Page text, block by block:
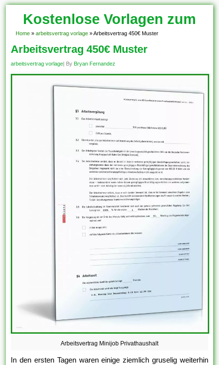
Kostenlose Vorlagen zum
Download!
Home » arbeitsvertrag vorlage » Arbeitsvertrag 450€ Muster
Arbeitsvertrag 450€ Muster
arbeitsvertrag vorlage| By Bryan Fernandez
Arbeitsvertrag Minijob Privathaushalt
In den ersten Tagen waren einige ziemlich gruselig weiterhin